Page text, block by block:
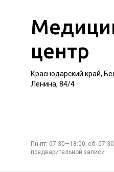
центр
Краснодарский край,
Ленина, 84/4
Пн-пт: 07:30—18:00; сб:
предварительной записи